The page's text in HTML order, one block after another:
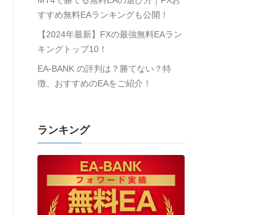
すすめ無料EAランキングも公開！
【2024年最新】FXの最強無料EAラン
キングトップ10！
EA-BANK の評判は？勝てない？特
徴、おすすめのEAをご紹介！
ランキング